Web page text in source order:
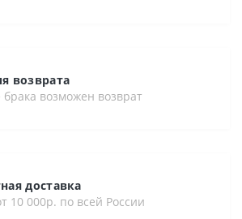
возврата
брака возможен возврат
доставка
10 000р. по всей России